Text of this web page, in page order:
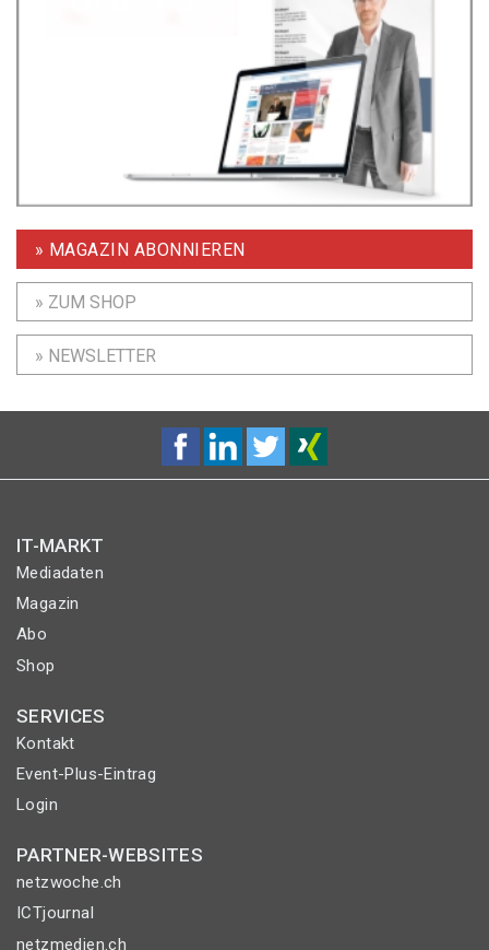
» MAGAZIN ABONNIEREN
» ZUM SHOP
» NEWSLETTER
IT-MARKT
Mediadaten
Magazin
Abo
Shop
SERVICES
Kontakt
Event-Plus-Eintrag
Login
PARTNER-WEBSITES
netzwoche.ch
ICTjournal
netzmedien.ch